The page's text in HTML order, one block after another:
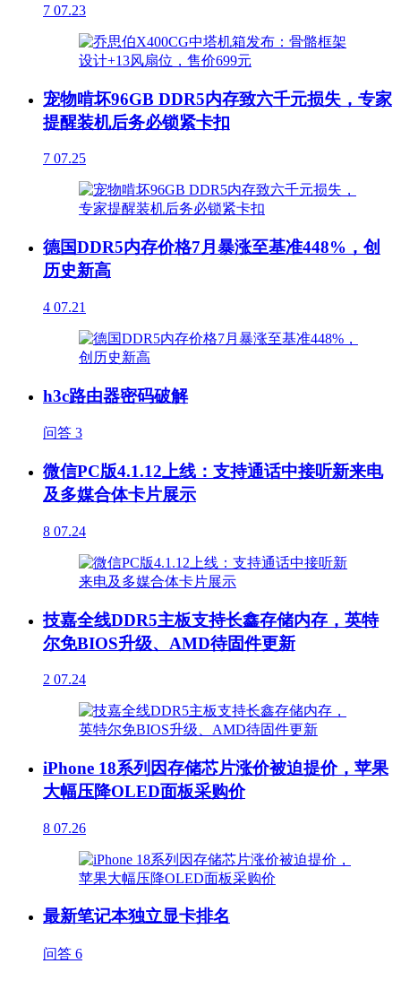
7 07.23
宠物啃坏96GB DDR5内存致六千元损失，专家
提醒装机后务必锁紧卡扣
7 07.25
德国DDR5内存价格7月暴涨至基准448%，创
历史新高
4 07.21
h3c路由器密码破解
问答 3
微信PC版4.1.12上线：支持通话中接听新来电
及多媒合体卡片展示
8 07.24
技嘉全线DDR5主板支持长鑫存储内存，英特
尔免BIOS升级、AMD待固件更新
2 07.24
iPhone 18系列因存储芯片涨价被迫提价，苹果
大幅压降OLED面板采购价
8 07.26
最新笔记本独立显卡排名
问答 6